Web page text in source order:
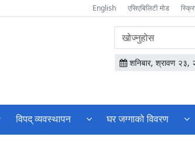
English एसिएबिलिटी मोड
वेबसाइटमा
सामग्री
खोज्नुहोस
शनिबार, श्रावण २३,
विपद् व्यवस्थापन घर जग्गाको विवरण